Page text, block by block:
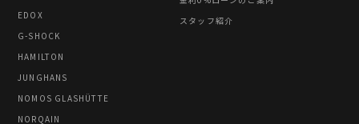
EDOX
G-SHOCK
HAMILTON
JUNGHANS
NOMOS GLASHÜTTE
NORQAIN
スタッフ紹介